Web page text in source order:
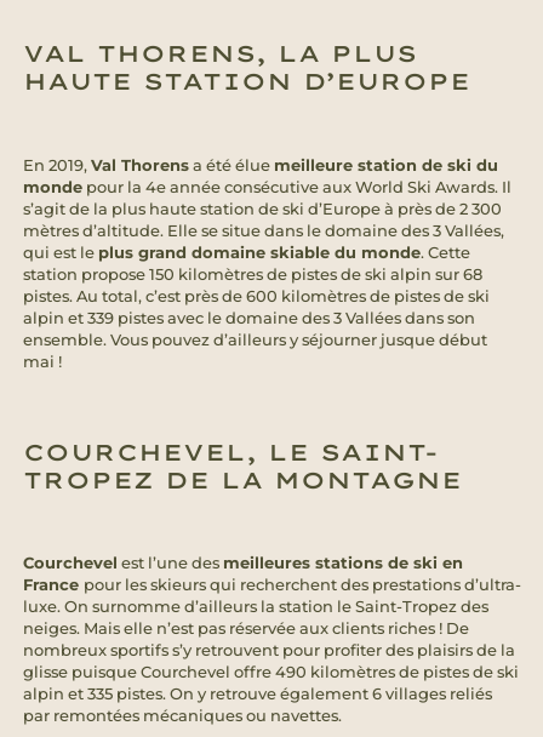
VAL THORENS, LA PLUS
HAUTE STATION D’EUROPE
En 2019, Val Thorensa été élue meilleure station de ski du
mondepour la 4e année consécutive aux World Ski Awards. Il
s’agit de la plus haute station de ski d’Europe à près de 2 300
mètres d’altitude. Elle se situe dans le domaine des 3 Vallées,
qui est le plus grand domaine skiable du monde. Cette
station propose 150 kilomètres de pistes de ski alpin sur 68
pistes. Au total, c’est près de 600 kilomètres de pistes de ski
alpin et 339 pistes avec le domaine des 3 Vallées dans son
ensemble. Vous pouvez d’ailleurs y séjourner jusque début
mai !
COURCHEVEL, LE SAINT-
TROPEZ DE LA MONTAGNE
Courchevel est l’une des meilleures stations de ski en
France pour les skieurs qui recherchent des prestations d’ultra-
luxe. On surnomme d’ailleurs la station le Saint-Tropez des
neiges. Mais elle n’est pas réservée aux clients riches ! De
nombreux sportifs s’y retrouvent pour profiter des plaisirs de la
glisse puisque Courchevel offre 490 kilomètres de pistes de ski
alpin et 335 pistes. On y retrouve également 6 villages reliés
par remontées mécaniques ou navettes.